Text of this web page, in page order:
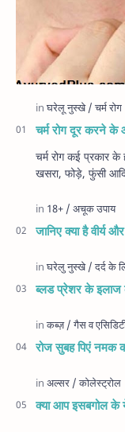
चर्म रोग दूर करने के
चर्म रोग कई प्रकार
खसरा, फोड़े, फुंसी
जानिए क्या है वीर्य
ब्लड प्रेशर के
रोज सुबह पिएं नमक
क्या आप इसबगोल के